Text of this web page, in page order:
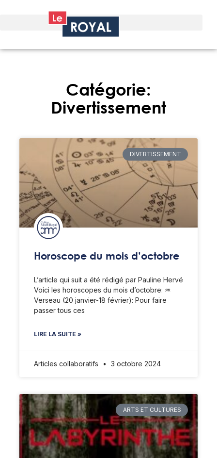
Catégorie:
Divertissement
DIVERTISSEMENT
Horoscope du mois d’octobre
L’article qui suit a été rédigé par Pauline Hervé
Voici les horoscopes du mois d’octobre: ♒️
Verseau (20 janvier-18 février): Pour faire
passer tous ces
LIRE LA SUITE »
Articles collaboratifs 3 octobre 2024
ARTS ET CULTURES